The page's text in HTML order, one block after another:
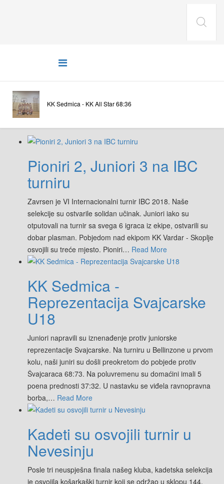
KK Sedmica - KK All Star 68:36
Pioniri 2, Juniori 3 na IBC
turniru
Zavrsen je VI Internacionalni turnir IBC 2018. Naše
selekcije su ostvarile solidan učinak. Juniori iako su
otputovali na turnir sa svega 6 igraca iz ekipe, ostvarili su
dobar plasman. Pobjedom nad ekipom KK Vardar - Skoplje
osvojili su treće mjesto. Pioniri… Read More
KK Sedmica -
Reprezentacija Svajcarske
U18
Juniori napravili su iznenađenje protiv juniorske
reprezentacije Svajcarske. Na turniru u Bellinzone u prvom
kolu, naši juniri su došli preokretom do pobjede protiv
Švajcaraca 68:73. Na poluvremenu su domaćini imali 5
poena prednosti 37:32. U nastavku se viđela ravnopravna
borba,… Read More
Kadeti su osvojili turnir u
Nevesinju
Posle tri neuspješna finala našeg kluba, kadetska selekcija
je osvojila košarkaški turnir koji se održao u sklopu 144.